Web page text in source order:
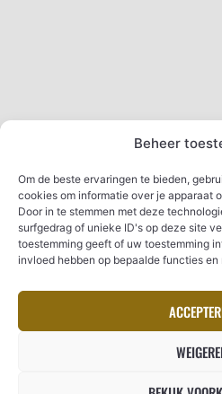
Beheer
Om de beste ervaringen te bieden,
cookies om informatie over je apparaat
Door in te stemmen met deze
surfgedrag of unieke ID's op deze site
toestemming geeft of uw toestemming
invloed hebben op bepaalde functies en
CONTACTEER